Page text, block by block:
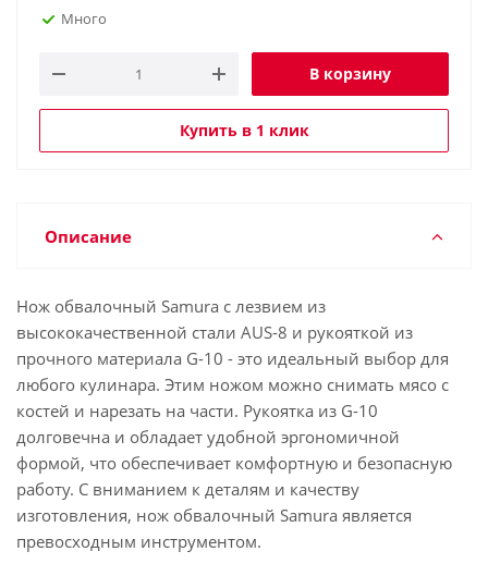
Много
В корзину
Купить в 1 клик
Описание
Нож обвалочный Samura с лезвием из
высококачественной стали AUS-8 и рукояткой из
прочного материала G-10 - это идеальный выбор для
любого кулинара. Этим ножом можно снимать мясо с
костей и нарезать на части. Рукоятка из G-10
долговечна и обладает удобной эргономичной
формой, что обеспечивает комфортную и безопасную
работу. С вниманием к деталям и качеству
изготовления, нож обвалочный Samura является
превосходным инструментом.